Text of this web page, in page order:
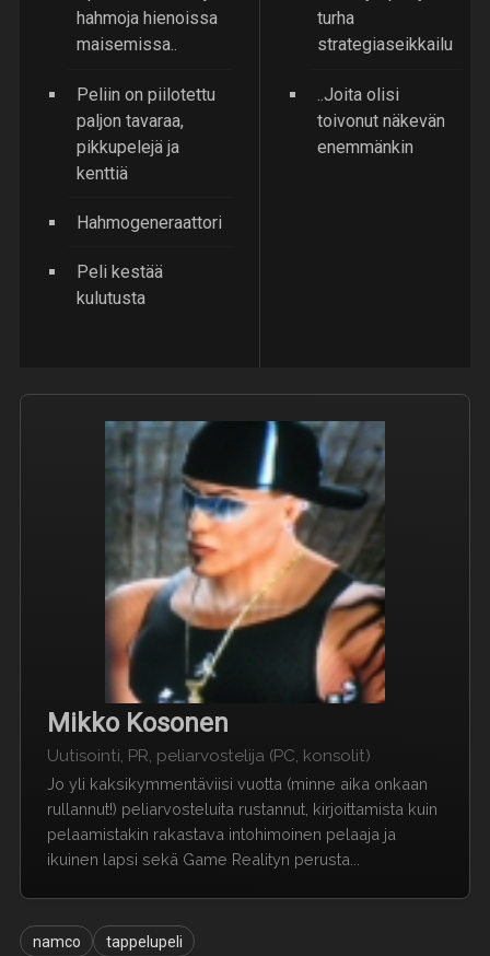
hahmoja hienoissa
maisemissa..
Peliin on piilotettu
paljon tavaraa,
pikkupelejä ja
kenttiä
Hahmogeneraattori
Peli kestää
kulutusta
turha
strategiaseikkailu
..Joita olisi
toivonut näkevän
enemmänkin
Mikko Kosonen
Uutisointi, PR, peliarvostelija (PC, konsolit)
Jo yli kaksikymmentäviisi vuotta (minne aika onkaan
rullannut!) peliarvosteluita rustannut, kirjoittamista kuin
pelaamistakin rakastava intohimoinen pelaaja ja
ikuinen lapsi sekä Game Realityn perusta...
namco tappelupeli